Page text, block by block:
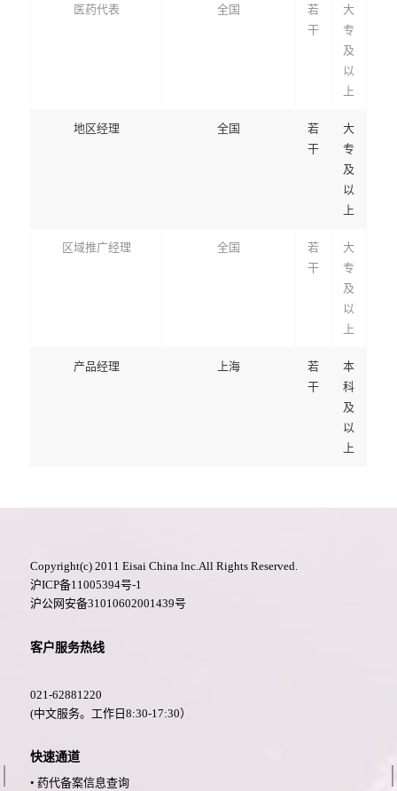
医药代表 全国
若
干
大
专
及
以
上
地区经理 全国
若
干
大
专
及
以
上
区域推广经理 全国
若
干
大
专
及
以
上
产品经理 上海
若
干
本
科
及
以
上
Copyright(c) 2011 Eisai China lnc.All Rights Reserved.
沪ICP备11005394号-1
沪公网安备31010602001439号
客户服务热线
021-62881220
(中文服务。工作日8:30-17:30）
快速通道
• 药代备案信息查询